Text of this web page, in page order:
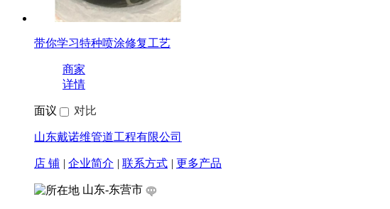
带你学习特种喷涂修复工艺
商家
详情
面议 对比
山东戴诺维管道工程有限公司
店 铺 企业简介 联系方式 更多产品
山东-东营市